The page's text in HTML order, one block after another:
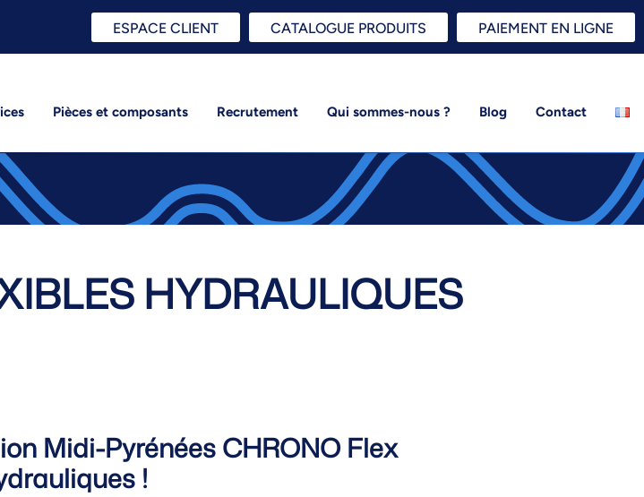
ESPACE CLIENT CATALOGUE PRODUITS PAIEMENT EN LIGNE
Pièces et composants Recrutement Qui sommes-nous ? Blog Contact
HYDRAULIQUES
Midi-Pyrénées CHRONO Flex
!